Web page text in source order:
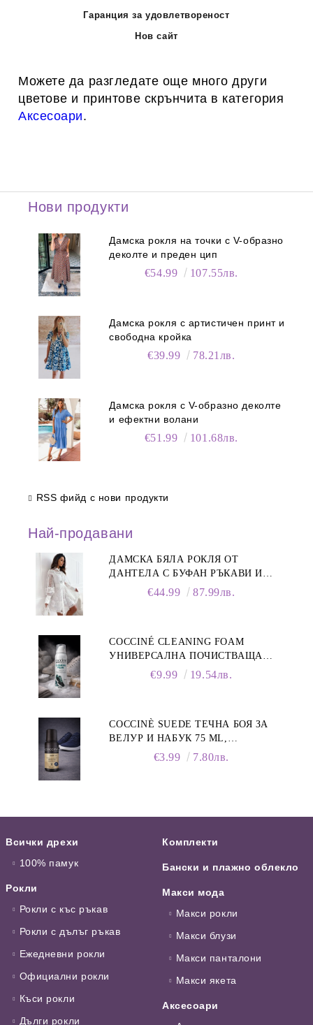
Гаранция за удовлетвореност
Нов сайт
Можете да разгледате още много други
цветове и принтове скрънчита в категория
Аксесоари.
Нови продукти
Дамска рокля на точки с V-образно
деколте и преден цип
€54.99 107.55лв.
Дамска рокля с артистичен принт и
свободна кройка
€39.99 78.21лв.
Дамска рокля с V-образно деколте
и ефектни волани
€51.99 101.68лв.
RSS фийд с нови продукти
Най-продавани
ДАМСКА БЯЛА РОКЛЯ ОТ
ДАНТЕЛА С БУФАН РЪКАВИ И
€44.99 87.99лв.
COCCINÉ CLEANING FOAM
УНИВЕРСАЛНА ПОЧИСТВАЩА
ПЯНА ЗА ОБУВКИ, 150 МЛ
€9.99 19.54лв.
COCCINÈ SUEDE ТЕЧНА БОЯ ЗА
ВЕЛУР И НАБУК 75 ML,
ТЪМНОСИНЯ
€3.99 7.80лв.
Всички дрехи
100% памук
Рокли
Рокли с къс ръкав
Рокли с дълъг ръкав
Ежедневни рокли
Официални рокли
Къси рокли
Дълги рокли
Комплекти
Бански и плажно облекло
Макси мода
Макси рокли
Макси блузи
Макси панталони
Макси якета
Аксесоари